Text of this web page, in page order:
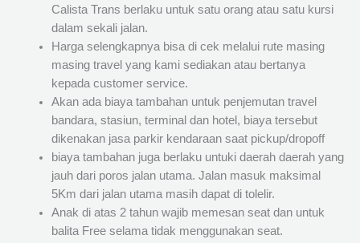
Calista Trans berlaku untuk satu orang atau satu kursi
dalam sekali jalan.
Harga selengkapnya bisa di cek melalui rute masing
masing travel yang kami sediakan atau bertanya
kepada customer service.
Akan ada biaya tambahan untuk penjemutan travel
bandara, stasiun, terminal dan hotel, biaya tersebut
dikenakan jasa parkir kendaraan saat pickup/dropoff
biaya tambahan juga berlaku untuki daerah daerah yang
jauh dari poros jalan utama. Jalan masuk maksimal
5Km dari jalan utama masih dapat di tolelir.
Anak di atas 2 tahun wajib memesan seat dan untuk
balita Free selama tidak menggunakan seat.